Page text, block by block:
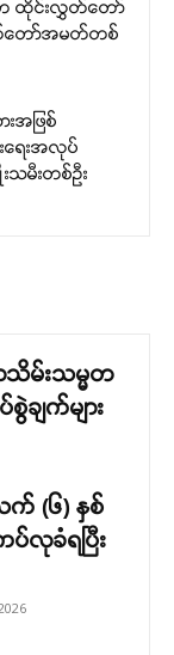
တ ထိုင်းလွှတ်တော်
တော်အမတ်တစ်
အဖြစ်
ရေးအလုပ်
သမီးတစ်ဦး
မ်းသမ္မတ
ချက်များ
က် (၆) နှစ်
လုခံရပြီး